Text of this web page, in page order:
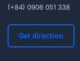
(+84) 0906 051 338
Get direction